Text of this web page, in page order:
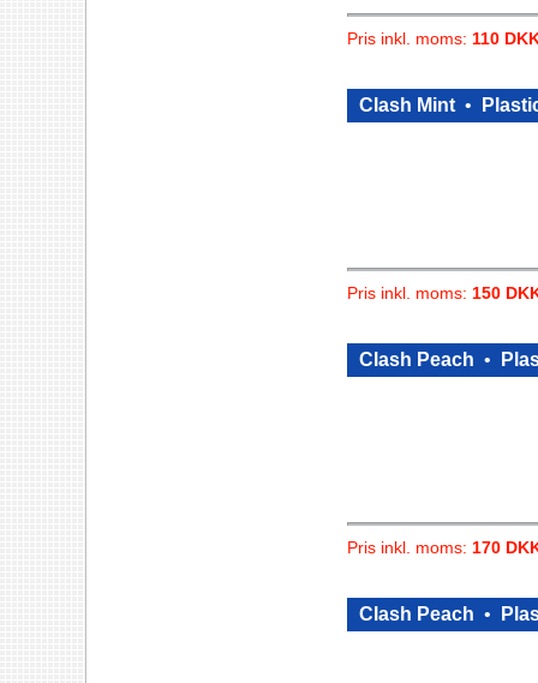
Pris inkl. moms: 110
Clash Mint •
Pris inkl. moms: 150
Clash Peach •
Pris inkl. moms: 170
Clash Peach •